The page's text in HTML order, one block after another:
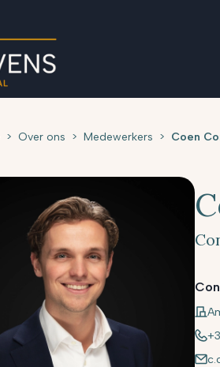
> Over ons > Medewerkers > Coen